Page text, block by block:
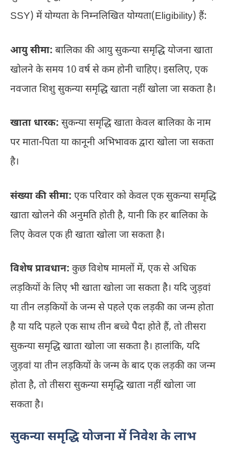
SSY) में योग्यता के निम्नलिखित योग्यता(Eligibility) हैं:
आयु सीमा: बालिका की आयु सुकन्या समृद्धि योजना खाता
खोलने के समय 10 वर्ष से कम होनी चाहिए। इसलिए, एक
नवजात शिशु सुकन्या समृद्धि खाता नहीं खोला जा सकता है।
खाता धारक: सुकन्या समृद्धि खाता केवल बालिका के नाम
पर माता-पिता या कानूनी अभिभावक द्वारा खोला जा सकता
है।
संख्या की सीमा: एक परिवार को केवल एक सुकन्या समृद्धि
खाता खोलने की अनुमति होती है, यानी कि हर बालिका के
लिए केवल एक ही खाता खोला जा सकता है।
विशेष प्रावधान: कुछ विशेष मामलों में, एक से अधिक
लड़कियों के लिए भी खाता खोला जा सकता है। यदि जुड़वां
या तीन लड़कियों के जन्म से पहले एक लड़की का जन्म होता
है या यदि पहले एक साथ तीन बच्चे पैदा होते हैं, तो तीसरा
सुकन्या समृद्धि खाता खोला जा सकता है। हालांकि, यदि
जुड़वां या तीन लड़कियों के जन्म के बाद एक लड़की का जन्म
होता है, तो तीसरा सुकन्या समृद्धि खाता नहीं खोला जा
सकता है।
सुकन्या समृद्धि योजना में निवेश के लाभ